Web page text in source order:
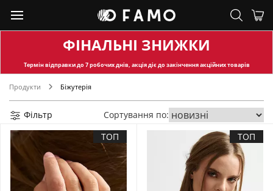
ФІНАЛЬНІ ЗНИЖКИ
Термін відправкидо 7 робочих днів, акція діє до закінчення акційних товарів
Продукти Біжутерія
Фільтр
Сортування по:
ТОП
ТОП